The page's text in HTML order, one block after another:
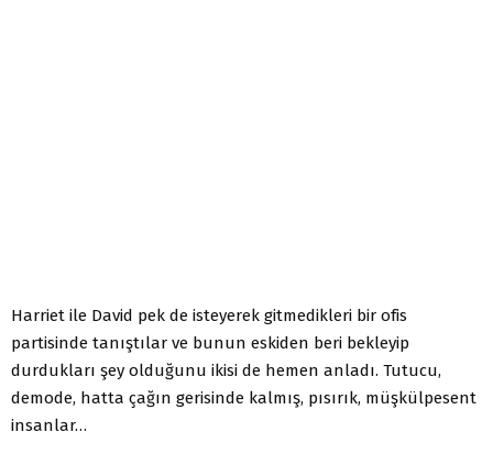
Harriet ile David pek de isteyerek gitmedikleri bir ofis
partisinde tanıştılar ve bunun eskiden beri bekleyip
durdukları şey olduğunu ikisi de hemen anladı. Tutucu,
demode, hatta çağın gerisinde kalmış, pısırık, müşkülpesent
insanlar…